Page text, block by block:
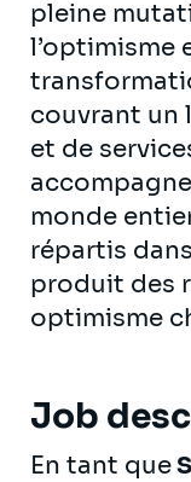
pleine
l’optimisme
couvrant un
et de
monde
répartis
produit des
optimisme
Job
En tant que